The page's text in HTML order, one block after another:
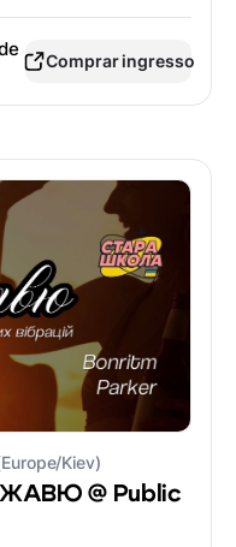
Comprar ingresso
Kiev)
@ Public